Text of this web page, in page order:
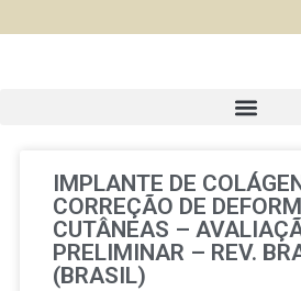
IMPLANTE DE
CORREÇÃO DE
CUTÂNEAS –
PRELIMINAR – REV.
(BRASIL)